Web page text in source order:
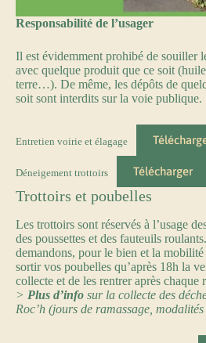
Responsabilité de l’usager
Il est évidemment prohibé de souiller
avec quelque produit que ce soit
terre…). De même, les dépôts de
soit sont interdits sur la voie publique.
Entretien voirie et élagage
Déneigement trottoirs Télécharger
Trottoirs et poubelles
Les trottoirs sont réservés à l’usage
des poussettes et des fauteuils
demandons, pour le bien et la mobilité
sortir vos poubelles qu’après 18h la
collecte et de les rentrer après chaque
> Plus d’info sur la collecte des
Roc’h (jours de ramassage,